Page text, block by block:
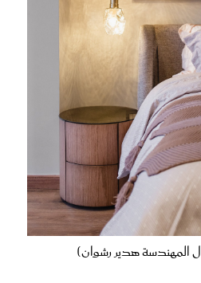
المهندسة هدير رشوان)